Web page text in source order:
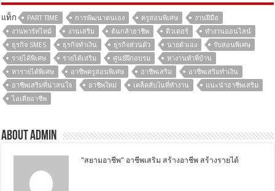
แท็ก PART TIME การพัฒนาตนเอง ครูสอนพิเศษ
งานฝีมือ
งานพาร์ทไทม์
งานเสริม ต้นกล้าอาชีพ ติวเตอร์
ทำงานออนไลน์
ธุรกิจ SMES
ธุรกิจทำเงิน ธุรกิจส่วนตัว นายตัวเอง
รับสอนพิเศษ
รายได้พิเศษ
รายได้เสริม ศูนย์ฝึกอบรม
หางานทำที่บ้าน
หารายได้พิเศษ
อาชีพครูสอนพิเศษ อาชีพเสริม
อาชีพเสริมทำเงิน
อาชีพเสริมที่น่าสนใจ
อาชีพใหม่ เคล็ดลับในที่ทำงาน
แนะนำอาชีพเสริม
ไอเดียอาชีพ
About Admin
"สยามอาชีพ" อาชีพเสริม สร้างอาชีพ สร้างรายได้